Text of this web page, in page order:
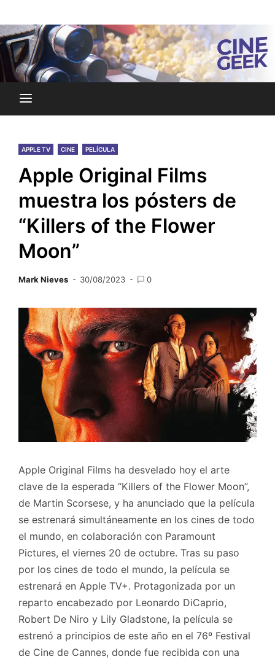
to
contentCine Geek
APPLE TV CINE PELÍCULA
Apple Original Films
muestra los pósters de
“Killers of the Flower
Moon”
Mark Nieves 30/08/2023 0
Apple Original Films ha desvelado hoy el arte
clave de la esperada “Killers of the Flower Moon”,
de Martin Scorsese, y ha anunciado que la película
se estrenará simultáneamente en los cines de todo
el mundo, en colaboración con Paramount
Pictures, el viernes 20 de octubre. Tras su paso
por los cines de todo el mundo, la película se
estrenará en Apple TV+. Protagonizada por un
reparto encabezado por Leonardo DiCaprio,
Robert De Niro y Lily Gladstone, la película se
estrenó a principios de este año en el 76º Festival
de Cine de Cannes, donde fue recibida con una